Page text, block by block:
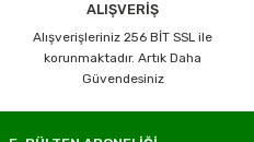
ALIŞVERİŞ
Alışverişleriniz 256 BİT SSL ile
korunmaktadır. Artık Daha
Güvendesiniz